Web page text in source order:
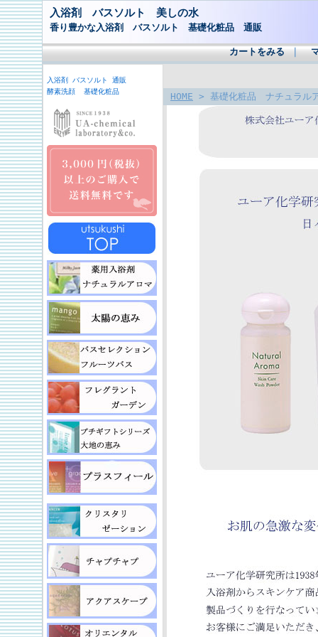
入浴剤 バスソルト 美しの水
香り豊かな入浴剤 バスソルト 基礎化粧品 通販
カートをみる｜
入浴剤 バスソルト 通販
酵素洗顔 基礎化粧品
HOME > 基礎化粧品 ナチュラル